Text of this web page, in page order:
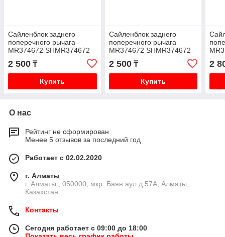
Сайленблок заднего
поперечного рычага
MR374672 SHMR374672
M-18 M18 V73W V93W
2 500 ₸
Купить
Сайленблок заднего
поперечного рычага
MR374672 SHMR374672
M-18 M18 V73W V93W
2 500₸
Купить
2
О нас
Рейтинг не сформирован
Менее 5 отзывов за последний год
Работает с 02.02.2020
г. Алматы
г. Алматы , 050000, мкр. Баян аул д.57А, Алматы,
Казахстан
Контакты
Сегодня работает с 09:00 до 18:00